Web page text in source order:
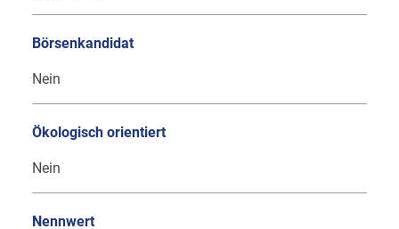
Börsenkandidat
Nein
Ökologisch orientiert
Nein
Nennwert